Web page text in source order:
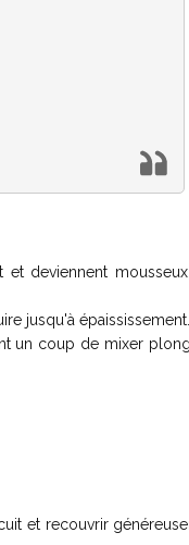
deviennent
jusqu'à épaississement.
un coup de mixer
et recouvrir